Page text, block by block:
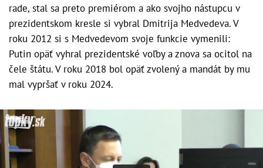
rade, stal sa preto premiérom a ako svojho nástupcu v
prezidentskom kresle si vybral Dmitrija Medvedeva. V
roku 2012 si s Medvedevom svoje funkcie vymenili:
Putin opäť vyhral prezidentské voľby a znova sa ocitol na
čele štátu. V roku 2018 bol opäť zvolený a mandát by mu
mal vypršať v roku 2024.